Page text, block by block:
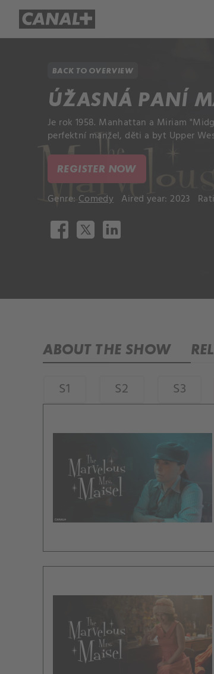
BACK TO OVERVIEW
ÚŽASNÁ PANÍ
Je rok 1958. Manhattan a Miriam
perfektní manžel, děti a byt Upper
REGISTER NOW
Genre: Comedy Aired year: 2023
ABOUT THE SHOW
S1 S2 S3